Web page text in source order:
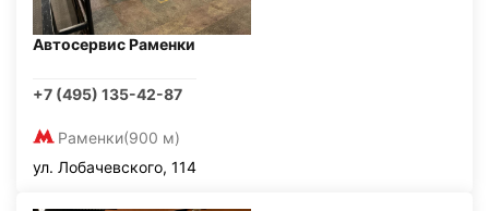
Автосервис Раменки
+7 (495) 135-42-87
Раменки(900 м)
ул. Лобачевского, 114